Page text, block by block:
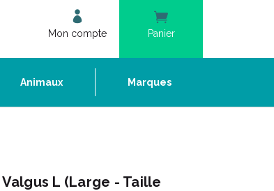
Mon compte Panier
Animaux Marques
L (Large - Taille